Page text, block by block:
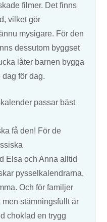
filmer. Det finns
vilket gör
mysigare. För den
dessutom byggset
låter barnen bygga
för dag.
passar bäst
få den! För de
Elsa och Anna alltid
pysselkalendrarna,
Och för familjer
stämningsfullt är
choklad en trygg